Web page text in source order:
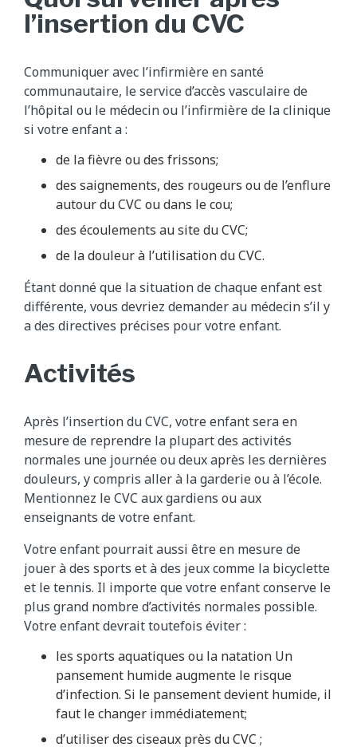
l’insertion du CVC
Communiquer avec l’infirmière en santé
communautaire, le service d’accès vasculaire de
l’hôpital ou le médecin ou l’infirmière de la clinique
si votre enfant a :
de la fièvre ou des frissons;
des saignements, des rougeurs ou de l’enflure
autour du CVC ou dans le cou;
des écoulements au site du CVC;
de la douleur à l’utilisation du CVC.
Étant donné que la situation de chaque enfant est
différente, vous devriez demander au médecin s’il y
a des directives précises pour votre enfant.
Activités
Après l’insertion du CVC, votre enfant sera en
mesure de reprendre la plupart des activités
normales une journée ou deux après les dernières
douleurs, y compris aller à la garderie ou à l’école.
Mentionnez le CVC aux gardiens ou aux
enseignants de votre enfant.
Votre enfant pourrait aussi être en mesure de
jouer à des sports et à des jeux comme la bicyclette
et le tennis. Il importe que votre enfant conserve le
plus grand nombre d’activités normales possible.
Votre enfant devrait toutefois éviter :
les sports aquatiques ou la natation Un
pansement humide augmente le risque
d’infection. Si le pansement devient humide, il
faut le changer immédiatement;
d’utiliser des ciseaux près du CVC ;